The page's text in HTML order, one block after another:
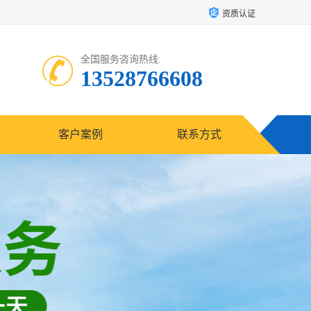
资质认证
全国服务咨询热线:
13528766608
客户案例 联系方式